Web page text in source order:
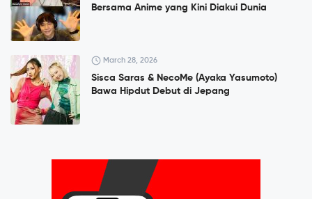
Bersama Anime yang Kini Diakui Dunia
March 28, 2026
Sisca Saras & NecoMe (Ayaka Yasumoto)
Bawa Hipdut Debut di Jepang